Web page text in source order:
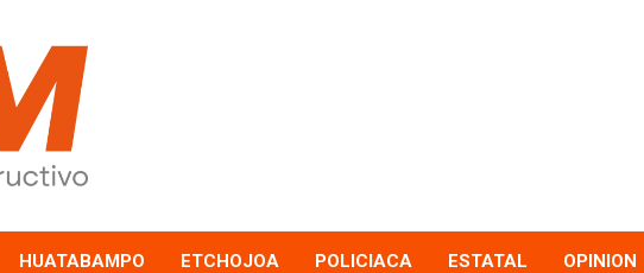
HUATABAMPO ETCHOJOA POLICIACA ESTATAL OPINION